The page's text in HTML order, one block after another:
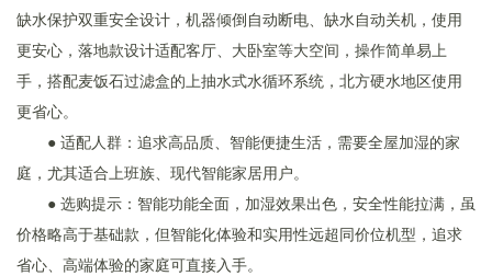
缺水保护双重安全设计，机器倾倒自动断电、缺水自动关机，使用
更安心，落地款设计适配客厅、大卧室等大空间，操作简单易上
手，搭配麦饭石过滤盒的上抽水式水循环系统，北方硬水地区使用
更省心。
● 适配人群：追求高品质、智能便捷生活，需要全屋加湿的家
庭，尤其适合上班族、现代智能家居用户。
● 选购提示：智能功能全面，加湿效果出色，安全性能拉满，虽
价格略高于基础款，但智能化体验和实用性远超同价位机型，追求
省心、高端体验的家庭可直接入手。